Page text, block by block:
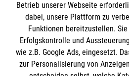
Angebote & Leistungen
Kursangebote
Mitarbeiten
Stellenangebote
Informationen
Kontakt
Presse und Medien
Malteser online
Betrieb unserer Webseite
dabei, unsere Plattform zu
Funktionen bereitzustellen.
Erfolgskontrolle und
wie z.B. Google Ads, eingesetzt.
zur Personalisierung von